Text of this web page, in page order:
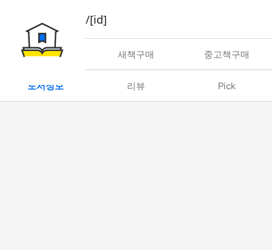
book/rent/[id]
대여 새책구매 중고책구매
도서정보 리뷰 Pick